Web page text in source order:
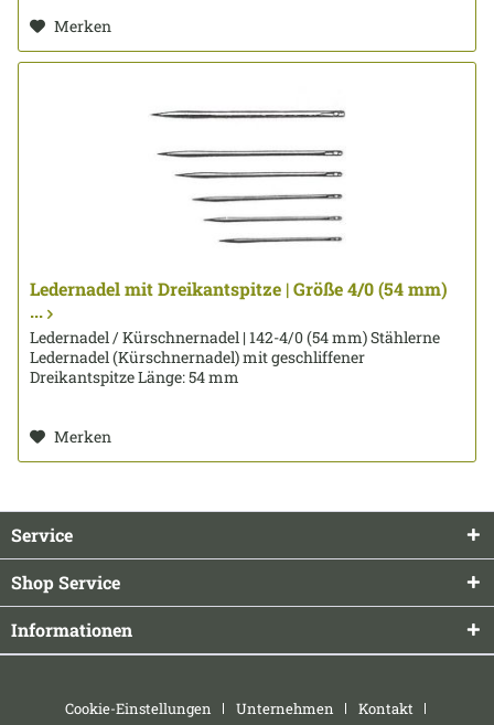
Merken
Ledernadel mit Dreikantspitze | Größe 4/0 (54 mm)
...
Ledernadel / Kürschnernadel | 142-4/0 (54 mm) Stählerne
Ledernadel (Kürschnernadel) mit geschliffener
Dreikantspitze Länge: 54 mm
Merken
Service
Shop Service
Informationen
Cookie-Einstellungen Unternehmen Kontakt